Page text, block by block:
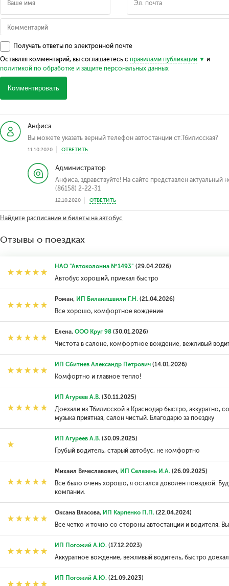
Получать ответы по электронной почте
Оставляя комментарий, вы соглашаетесь с правилами публикации
и
политикой по обработке и защите персональных данных
Комментировать
Анфиса
Вы можете указать верный телефон автостанции ст.Тбилисская?
11.10.2020 ОТВЕТИТЬ
Администратор
Анфиса, здравствуйте! На сайте представлен
(86158) 2-22-31
12.10.2020 ОТВЕТИТЬ
Найдите расписание и билеты на автобус
Отзывы о поездках
НАО "Автоколонна №1493" (29.04.2026)
Автобус хороший, приехал быстро
Роман, ИП Биланишвили Г.Н.(21.04.2026)
Все хорошо, комфортное вождение
Елена, ООО Круг 98(30.01.2026)
Чистота в салоне, комфортное вождение, вежливый
ИП Сбитнев Александр Петрович(14.01.2026)
Комфортно и главное тепло!
ИП Агуреев А.В.(30.11.2025)
Доехали из Тбилисской в Краснодар быстро, аккуратно,
музыка приятная, салон чистый. Благодарю за поездку
ИП Агуреев А.В.(30.09.2025)
Грубый водитель, старый автобус, не комфортно
Михаил Вячеславович, ИП Селезень И.А.(26.09.2025)
Все было очень хорошо, я остался доволен поездкой.
компании.
Оксана Власова, ИП Карпенко П.П.(22.04.2024)
Все четко и точно со стороны автостанции и водителя.
ИП Погожий А.Ю.(17.12.2023)
Аккуратное вождение, вежливый водитель, быстро
ИП Погожий А.Ю.(21.09.2023)